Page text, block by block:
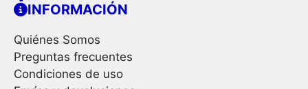
INFORMACIÓN
Quiénes Somos
Preguntas frecuentes
Condiciones de uso